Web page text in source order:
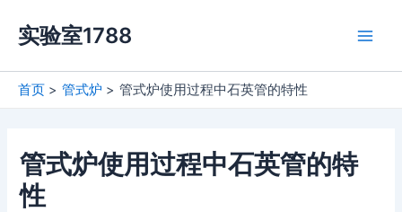
容
实验室1788
首页 管式炉 管式炉使用过程中石英管的特性
管式炉使用过程中石英管的特
性